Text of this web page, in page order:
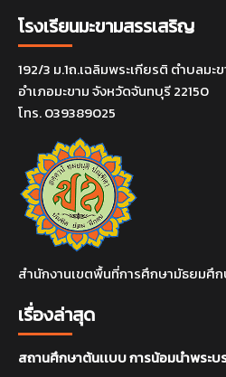
โรงเรียนมะขามสรรเสริญ
192/3 ม.1ถ.เฉลิมพระเกียรติ ตำบลมะ
อำเภอมะขาม จังหวัดจันทบุรี 22150
โทร. 039389025
สำนักงานเขตพื้นที่การศึกษามัธยมศึ
เรื่องล่าสุด
สถานศึกษาต้นเเบบ การน้อมนำพระบ